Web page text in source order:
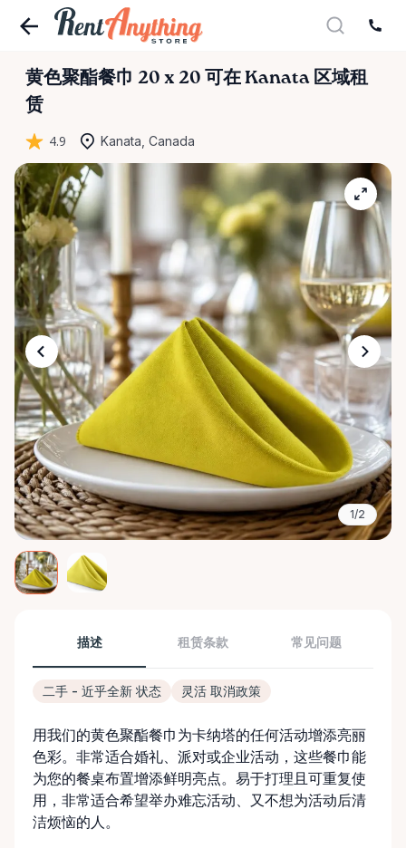
黄色聚酯餐巾 20 x 20 可在 Kanata 区域租
赁
4.9 Kanata, Canada
1/2
描述 租赁条款 常见问题
二手 - 近乎全新 状态 灵活 取消政策
用我们的黄色聚酯餐巾为卡纳塔的任何活动增添亮丽
色彩。非常适合婚礼、派对或企业活动，这些餐巾能
为您的餐桌布置增添鲜明亮点。易于打理且可重复使
用，非常适合希望举办难忘活动、又不想为活动后清
洁烦恼的人。